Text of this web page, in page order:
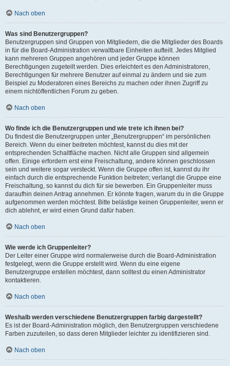
Nach oben
Was sind Benutzergruppen?
Benutzergruppen sind Gruppen von Mitgliedern, die die Mitglieder des Boards
in für die Board-Administration verwaltbare Einheiten aufteilt. Jedes Mitglied
kann mehreren Gruppen angehören und jeder Gruppe können
Berechtigungen zugeteilt werden. Dies erleichtert es den Administratoren,
Berechtigungen für mehrere Benutzer auf einmal zu ändern und sie zum
Beispiel zu Moderatoren eines Bereichs zu machen oder ihnen Zugriff zu
einem nichtöffentlichen Forum zu geben.
Nach oben
Wo finde ich die Benutzergruppen und wie trete ich ihnen bei?
Du findest die Benutzergruppen unter „Benutzergruppen“ im persönlichen
Bereich. Wenn du einer beitreten möchtest, kannst du dies mit der
entsprechenden Schaltfläche machen. Nicht alle Gruppen sind allgemein
offen. Einige erfordern erst eine Freischaltung, andere können geschlossen
sein und weitere sogar versteckt. Wenn die Gruppe offen ist, kannst du ihr
einfach durch die entsprechende Funktion beitreten; verlangt die Gruppe eine
Freischaltung, so kannst du dich für sie bewerben. Ein Gruppenleiter muss
daraufhin deinen Antrag annehmen. Er könnte fragen, warum du in die Gruppe
aufgenommen werden möchtest. Bitte belästige keinen Gruppenleiter, wenn er
dich ablehnt, er wird einen Grund dafür haben.
Nach oben
Wie werde ich Gruppenleiter?
Der Leiter einer Gruppe wird normalerweise durch die Board-Administration
festgelegt, wenn die Gruppe erstellt wird. Wenn du eine eigene
Benutzergruppe erstellen möchtest, dann solltest du einen Administrator
kontaktieren.
Nach oben
Weshalb werden verschiedene Benutzergruppen farbig dargestellt?
Es ist der Board-Administration möglich, den Benutzergruppen verschiedene
Farben zuzuteilen, so dass deren Mitglieder leichter zu identifizieren sind.
Nach oben